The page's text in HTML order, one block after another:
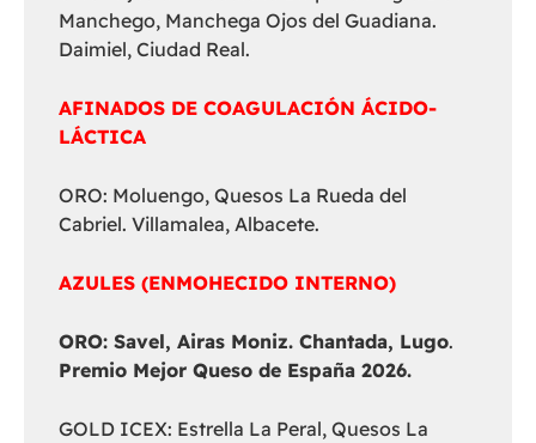
Manchego, Manchega Ojos del Guadiana.
Daimiel, Ciudad Real.
AFINADOS DE COAGULACIÓN ÁCIDO-
LÁCTICA
ORO: Moluengo, Quesos La Rueda del
Cabriel. Villamalea, Albacete.
AZULES (ENMOHECIDO INTERNO)
ORO: Savel, Airas Moniz. Chantada, Lugo.
Premio Mejor Queso de España 2026.
GOLD ICEX: Estrella La Peral, Quesos La